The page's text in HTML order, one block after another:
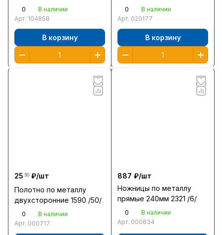
0
В наличии
Арт. 104858
В корзину
0
В наличии
Арт. 020177
В корзину
25.50 ₽/шт
Полотно по металлу
двухсторонние 1590 /50/
0
В наличии
Арт. 000717
887 ₽/шт
Ножницы по металлу
прямые 240мм 2321 /6/
0
В наличии
Арт. 000634